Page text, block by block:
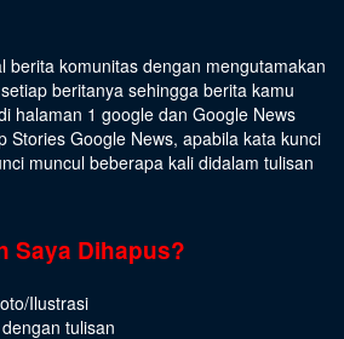
berita komunitas dengan mengutamakan
beritanya sehingga berita kamu
halaman 1 google dan Google News
Stories Google News, apabila kata kunci
muncul beberapa kali didalam tulisan
Saya Dihapus?
Ilustrasi
tulisan